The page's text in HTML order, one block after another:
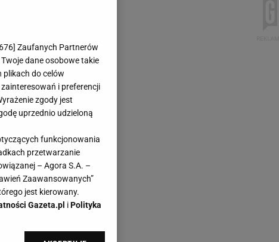
676] Zaufanych Partnerów
dane osobowe takie
plikach do celów
i preferencji
zgody jest
uprzednio udzieloną
funkcjonowania
przetwarzanie
– Agora S.A. –
Zaawansowanych”
jest kierowany.
Gazeta.pl iPolityka